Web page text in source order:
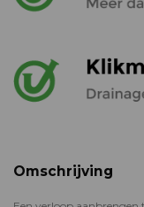
Omschrijving